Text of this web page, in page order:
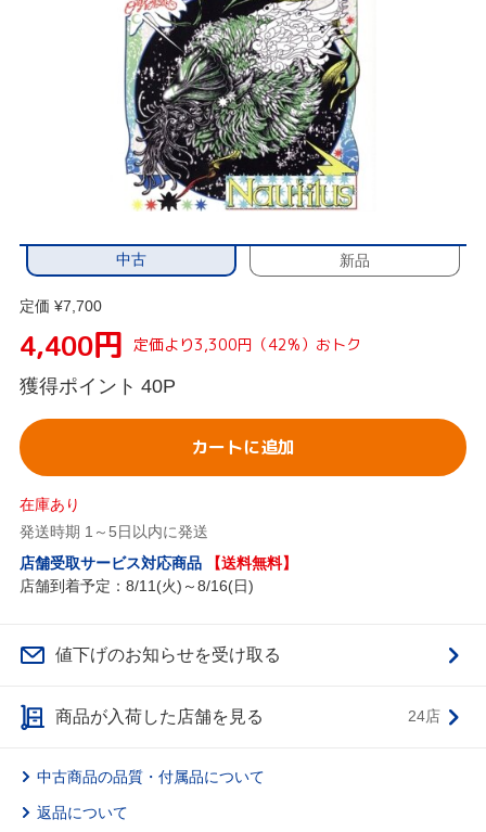
中古 新品
定価 ¥7,700
4,400円 定価より3,300円（42%）おトク
獲得ポイント 40P
カートに追加
在庫あり
発送時期 1～5日以内に発送
店舗受取サービス対応商品
【送料無料】
店舗到着予定：8/11(火)～8/16(日)
値下げのお知らせを受け取る
商品が入荷した店舗を見る 24店
中古商品の品質・付属品について
返品について